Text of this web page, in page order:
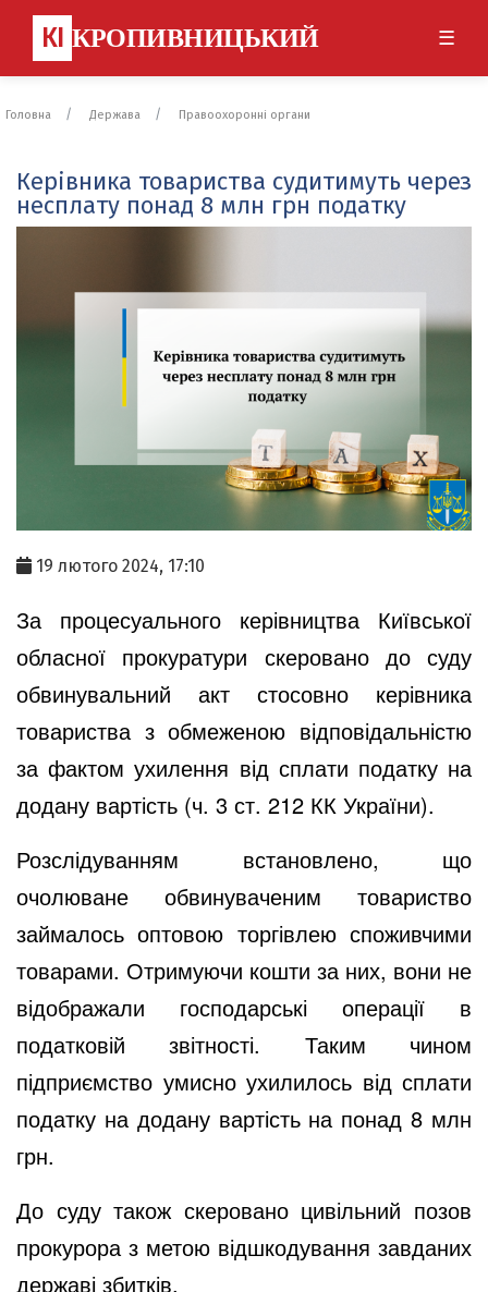
КІ КРОПИВНИЦЬКИЙ ☰
Головна Держава Правоохоронні органи
Керівника товариства судитимуть через
несплату понад 8 млн грн податку
19 лютого 2024, 17:10
За процесуального керівництва Київської
обласної прокуратури скеровано до суду
обвинувальний акт стосовно керівника
товариства з обмеженою відповідальністю
за фактом ухилення від сплати податку на
додану вартість (ч. 3 ст. 212 КК України).
Розслідуванням встановлено, що
очолюване обвинуваченим товариство
займалось оптовою торгівлею споживчими
товарами. Отримуючи кошти за них, вони не
відображали господарські операції в
податковій звітності. Таким чином
підприємство умисно ухилилось від сплати
податку на додану вартість на понад 8 млн
грн.
До суду також скеровано цивільний позов
прокурора з метою відшкодування завданих
державі збитків.